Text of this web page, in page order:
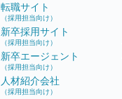
転職サイト
（採用担当向け）
新卒採用サイト
（採用担当向け）
新卒エージェント
（採用担当向け）
人材紹介会社
（採用担当向け）